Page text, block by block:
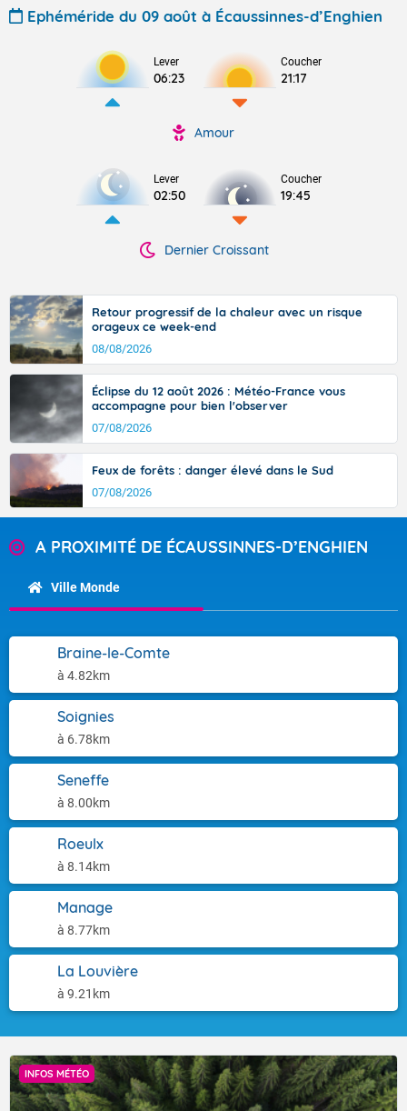
Ephéméride du 09 août à Écaussinnes-d’Enghien
Lever
06:23
Coucher
21:17
Amour
Lever
02:50
Coucher
19:45
Dernier Croissant
Retour progressif de la chaleur avec un risque
orageux ce week-end
08/08/2026
Éclipse du 12 août 2026 : Météo-France vous
accompagne pour bien l'observer
07/08/2026
Feux de forêts : danger élevé dans le Sud
07/08/2026
A PROXIMITÉ DE ÉCAUSSINNES-D’ENGHIEN
Ville Monde
Braine-le-Comte
à 4.82km
Soignies
à 6.78km
Seneffe
à 8.00km
Roeulx
à 8.14km
Manage
à 8.77km
La Louvière
à 9.21km
INFOS MÉTÉO